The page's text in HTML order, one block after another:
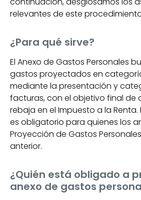
relevantes de este
¿Para qué sirve?
El Anexo de Gastos Personales
gastos proyectados en
mediante la presentación y
facturas, con el objetivo final de
rebaja en el Impuesto a la
es obligatorio para quienes los
Proyección de Gastos
anterior.
¿Quién está obligado a
anexo de gastos